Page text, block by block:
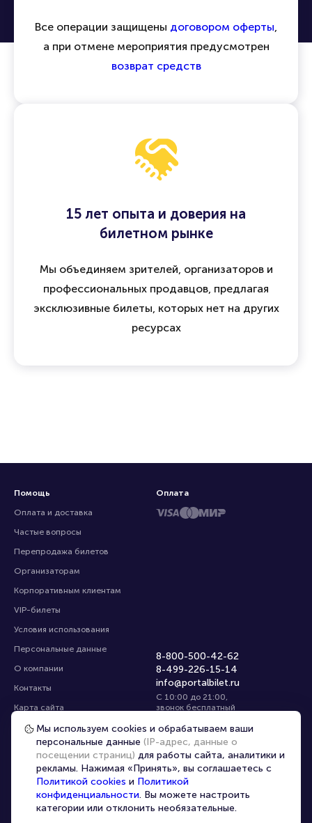
Все операции защищены договором оферты,
а при отмене мероприятия предусмотрен
возврат средств
15 лет опыта и доверия на
билетном рынке
Мы объединяем зрителей, организаторов и
профессиональных продавцов, предлагая
эксклюзивные билеты, которых нет на других
ресурсах
Помощь
Оплата и доставка
Частые вопросы
Перепродажа билетов
Организаторам
Корпоративным клиентам
VIP-билеты
Условия использования
Персональные данные
О компании
Контакты
Карта сайта
Управление cookies
8-800-500-42-62
8-499-226-15-14
info@portalbilet.ru
С 10:00 до 21:00,
звонок бесплатный
Все площадки
Оплата
Главная | Екатеринбург
Мы используем cookies и обрабатываем ваши
персональные данные (IP-адрес, данные о
посещении страниц) для работы сайта, аналитики и
рекламы. Нажимая «Принять», вы соглашаетесь с
Политикой cookies и Политикой
конфиденциальности. Вы можете настроить
категории или отклонить необязательные.